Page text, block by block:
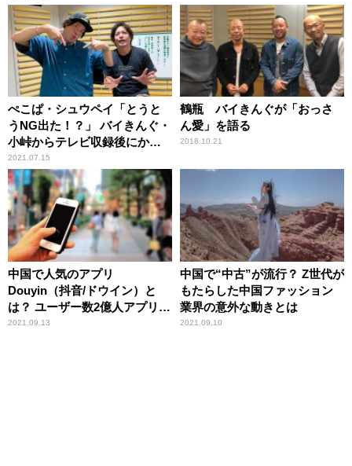
ぺこぱ・シュウペイ「とうと
うNG出た！？」 バイきんぐ・
小峠からテレビ収録後にかけ
られた予想外の一言
2021.07.15
鶴瓶 バイきんぐが「おっさ
ん愛」を語る
2018.10.21
中国で人気のアプリ
Douyin（抖音/ドウイン）と
は？ ユーザー数2億人アプリの
内情
2021.09.13
中国で“中古”が流行？ Z世代が
もたらした中国ファッション
業界の意外な動きとは
2021.09.10